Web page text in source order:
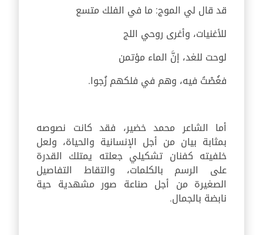
قد قال لي الموج: ما في الفلك متسع
للأغنيات، وأغرى روحي اللج
لوحت للغد، إنَّ الماء مؤتمن
فغُصْتُ فيه، وهم في فلكهم زُجوا.
أما الشاعر محمد خضير، فقد كانت نصوصه
بمثابة بيان من أجل الإنسانية والحياة، ولعل
خلفيته كفنان تشكيلي جعلته يمتلك القدرة
على الرسم بالكلمات، والتقاط التفاصيل
الصغيرة من أجل صناعة صور مشهدية حية
نابضة بالجمال.